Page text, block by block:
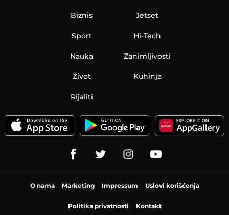
Biznis
Sport
Nauka
Jetset
Hi-Tech
Zanimljivosti
Život Kuhinja
Rijaliti
O nama Marketing Impressum Uslovi korišćenja
Politika privatnosti Kontakt